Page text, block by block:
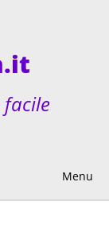
facile
Menu